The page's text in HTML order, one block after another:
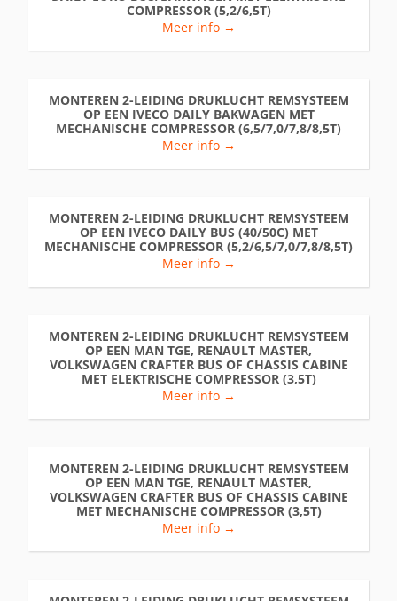
COMPRESSOR (5,2/6,5T)
Meer info →
MONTEREN 2-LEIDING DRUKLUCHT REMSYSTEEM
OP EEN IVECO DAILY BAKWAGEN MET
MECHANISCHE COMPRESSOR (6,5/7,0/7,8/8,5T)
Meer info →
MONTEREN 2-LEIDING DRUKLUCHT REMSYSTEEM
OP EEN IVECO DAILY BUS (40/50C) MET
MECHANISCHE COMPRESSOR (5,2/6,5/7,0/7,8/8,5T)
Meer info →
MONTEREN 2-LEIDING DRUKLUCHT REMSYSTEEM
OP EEN MAN TGE, RENAULT MASTER,
VOLKSWAGEN CRAFTER BUS OF CHASSIS CABINE
MET ELEKTRISCHE COMPRESSOR (3,5T)
Meer info →
MONTEREN 2-LEIDING DRUKLUCHT REMSYSTEEM
OP EEN MAN TGE, RENAULT MASTER,
VOLKSWAGEN CRAFTER BUS OF CHASSIS CABINE
MET MECHANISCHE COMPRESSOR (3,5T)
Meer info →